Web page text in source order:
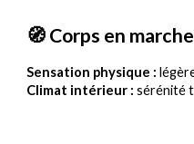
🧭 Corps en marche
Sensation physique :
Climat intérieur :sérénité